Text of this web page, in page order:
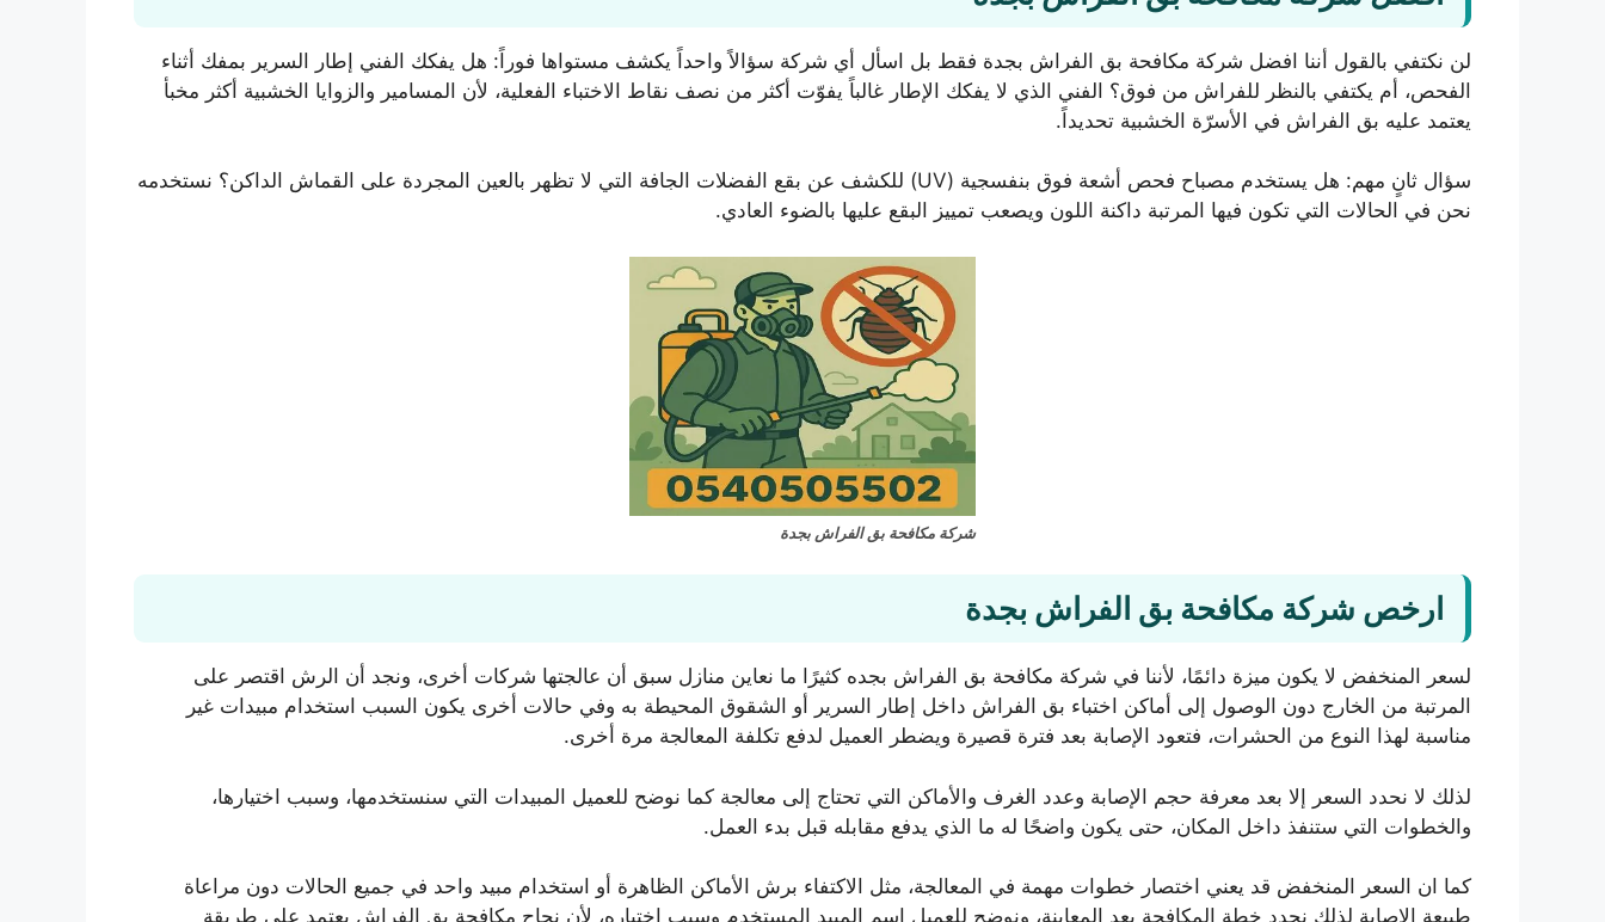
لن نكتفي بالقول أننا افضل شركة مكافحة بق الفراش بجدة فقط بل اسأل أي شركة سؤالاً واحداً يكشف مستواها فوراً: هل يفكك الفني إطار السرير بمفك أثناء
الفحص، أم يكتفي بالنظر للفراش من فوق؟ الفني الذي لا يفكك الإطار غالباً يفوّت أكثر من نصف نقاط الاختباء الفعلية، لأن المسامير والزوايا الخشبية أكثر مخبأ
يعتمد عليه بق الفراش في الأسرّة الخشبية تحديداً.
سؤال ثانٍ مهم: هل يستخدم مصباح فحص أشعة فوق بنفسجية (UV) للكشف عن بقع الفضلات الجافة التي لا تظهر بالعين المجردة على القماش الداكن؟ نستخدمه
نحن في الحالات التي تكون فيها المرتبة داكنة اللون ويصعب تمييز البقع عليها بالضوء العادي.
شركة مكافحة بق الفراش بجدة
ارخص شركة مكافحة بق الفراش بجدة
لسعر المنخفض لا يكون ميزة دائمًا، لأننا في شركة مكافحة بق الفراش بجده كثيرًا ما نعاين منازل سبق أن عالجتها شركات أخرى، ونجد أن الرش اقتصر على
المرتبة من الخارج دون الوصول إلى أماكن اختباء بق الفراش داخل إطار السرير أو الشقوق المحيطة به وفي حالات أخرى يكون السبب استخدام مبيدات غير
مناسبة لهذا النوع من الحشرات، فتعود الإصابة بعد فترة قصيرة ويضطر العميل لدفع تكلفة المعالجة مرة أخرى.
لذلك لا نحدد السعر إلا بعد معرفة حجم الإصابة وعدد الغرف والأماكن التي تحتاج إلى معالجة كما نوضح للعميل المبيدات التي سنستخدمها، وسبب اختيارها،
والخطوات التي ستنفذ داخل المكان، حتى يكون واضحًا له ما الذي يدفع مقابله قبل بدء العمل.
كما ان السعر المنخفض قد يعني اختصار خطوات مهمة في المعالجة، مثل الاكتفاء برش الأماكن الظاهرة أو استخدام مبيد واحد في جميع الحالات دون مراعاة
طبيعة الإصابة لذلك نحدد خطة المكافحة بعد المعاينة، ونوضح للعميل اسم المبيد المستخدم وسبب اختياره، لأن نجاح مكافحة بق الفراش يعتمد على طريقة